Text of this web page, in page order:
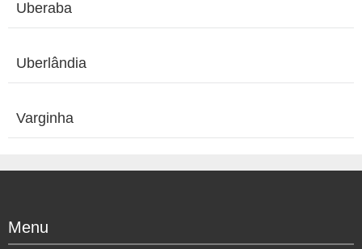
Uberaba
Uberlândia
Varginha
Menu